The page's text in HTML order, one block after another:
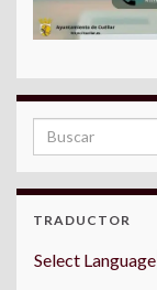
Search for:
TRADUCTOR
Select Language